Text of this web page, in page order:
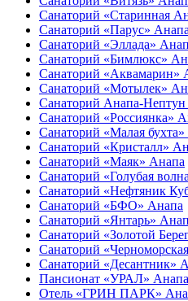
Санаторий «Старинная
Санаторий «Парус» Анапа
Санаторий «Эллада»
Санаторий «Бимлюкс»
Санаторий «Аквамарин»
Санаторий «Мотылек»
Санаторий Анапа-
Санаторий «Россиянка»
Санаторий «Малая
Санаторий «Кристалл»
Санаторий «Маяк» Анапа
Санаторий «Голубая
Санаторий «Нефтяник
Санаторий «БФО» Анапа
Санаторий «Янтарь»
Санаторий «Золотой
Санаторий
Санаторий «Десантник»
Пансионат «УРАЛ» Анапа
Отель «ГРИН ПАРК»